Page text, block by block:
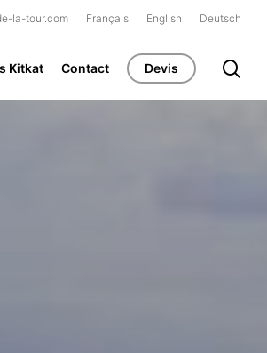
la-tour.com Français English Deutsch
Kitkat Contact Devis